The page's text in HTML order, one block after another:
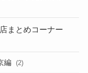
まとめコーナー
編 (2)